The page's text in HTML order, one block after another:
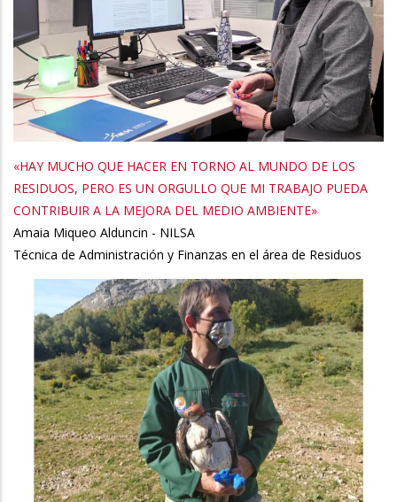
«HAY MUCHO QUE HACER EN TORNO AL MUNDO DE LOS
RESIDUOS, PERO ES UN ORGULLO QUE MI TRABAJO PUEDA
CONTRIBUIR A LA MEJORA DEL MEDIO AMBIENTE»
Amaia Miqueo Alduncin - NILSA
Técnica de Administración y Finanzas en el área de Residuos